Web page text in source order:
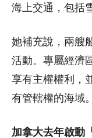
海上交通，包括
她補充說，兩艘
活動。專屬經濟
享有主權權利，
有管轄權的海域。
加拿大去年啟動